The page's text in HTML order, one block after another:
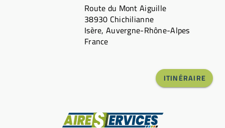
Route du Mont Aiguille
38930 Chichilianne
Isère, Auvergne-Rhône-Alpes
France
ITINÉRAIRE